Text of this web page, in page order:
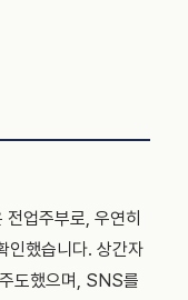
업주부로, 우연히
인했습니다. 상간자
도했으며, SNS를